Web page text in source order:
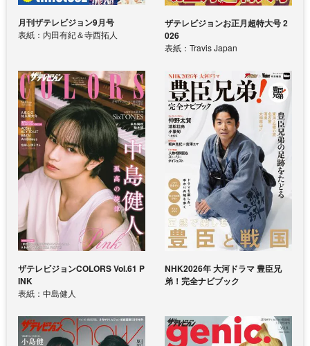
月刊ザテレビジョン9月号
表紙：内田有紀＆寺西拓人
ザテレビジョンお正月超特大号 2
026
表紙：Travis Japan
ザテレビジョンCOLORS Vol.61 P
INK
表紙：中島健人
NHK2026年 大河ドラマ 豊臣兄
弟！完全ナビブック